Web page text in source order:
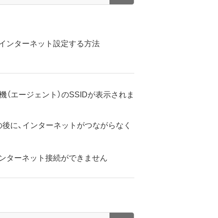
ンターネット設定する方法
エージェント）のSSIDが表示されま
に、インターネットがつながらなく
ターネット接続ができません